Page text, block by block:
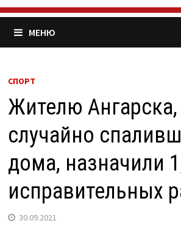
МЕНЮ
СПОРТ
Жителю Ангарска,
случайно
дома, назначили
исправительных
30.09.2021